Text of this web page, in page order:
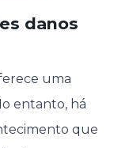
danos
uma
entanto, há
que